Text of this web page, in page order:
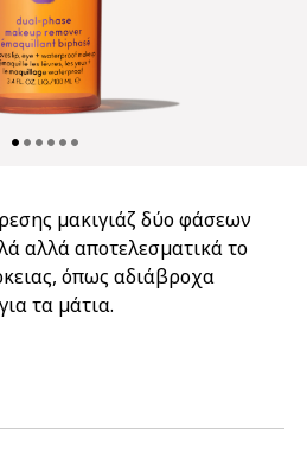
μακιγιάζ δύο φάσεων
αλλά αποτελεσματικά το
όπως αδιάβροχα
τα μάτια.